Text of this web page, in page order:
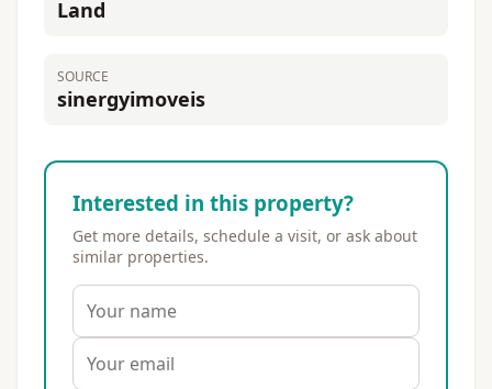
Land
SOURCE
sinergyimoveis
Interested in this property?
Get more details, schedule a visit, or ask about
similar properties.